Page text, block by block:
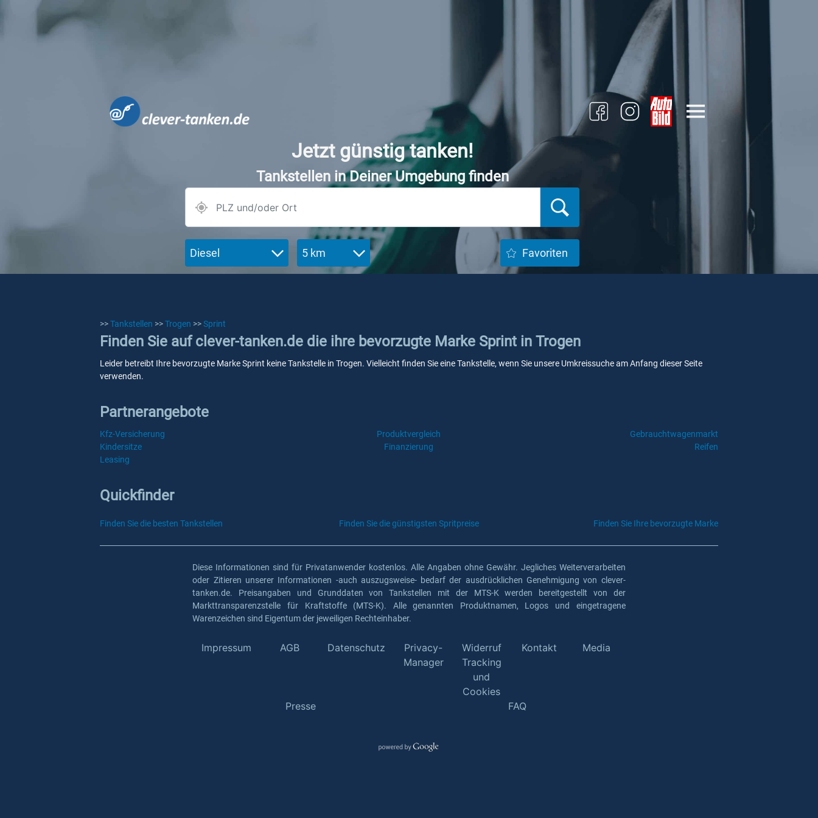
Jetzt günstig tanken!
Tankstellen in Deiner Umgebung finden
Diesel 5 km Favoriten
>>Tankstellen >>Trogen >>Sprint
Finden Sie auf clever-tanken.de die ihre bevorzugte Marke Sprint in Trogen
Leider betreibt Ihre bevorzugte Marke Sprint keine Tankstelle in Trogen. Vielleicht finden Sie eine Tankstelle, wenn Sie unsere Umkreissuche am Anfang dieser Seite
verwenden.
Partnerangebote
Kfz-Versicherung Produktvergleich
Gebrauchtwagenmarkt
Kindersitze
Finanzierung
Reifen
Leasing
Quickfinder
Finden Sie die besten Tankstellen Finden Sie die günstigsten Spritpreise Finden Sie Ihre bevorzugte Marke
Diese Informationen sind für Privatanwender kostenlos. Alle Angaben ohne Gewähr. Jegliches Weiterverarbeiten
oder Zitieren unserer Informationen -auch auszugsweise- bedarf der ausdrücklichen Genehmigung von clever-
tanken.de. Preisangaben und Grunddaten von Tankstellen mit der MTS-K werden bereitgestellt von der
Markttransparenzstelle für Kraftstoffe (MTS-K). Alle genannten Produktnamen, Logos und eingetragene
Warenzeichen sind Eigentum der jeweiligen Rechteinhaber.
Impressum AGB Datenschutz
Privacy-
Manager
Widerruf
Tracking
und
Cookies
Kontakt Media
Presse FAQ